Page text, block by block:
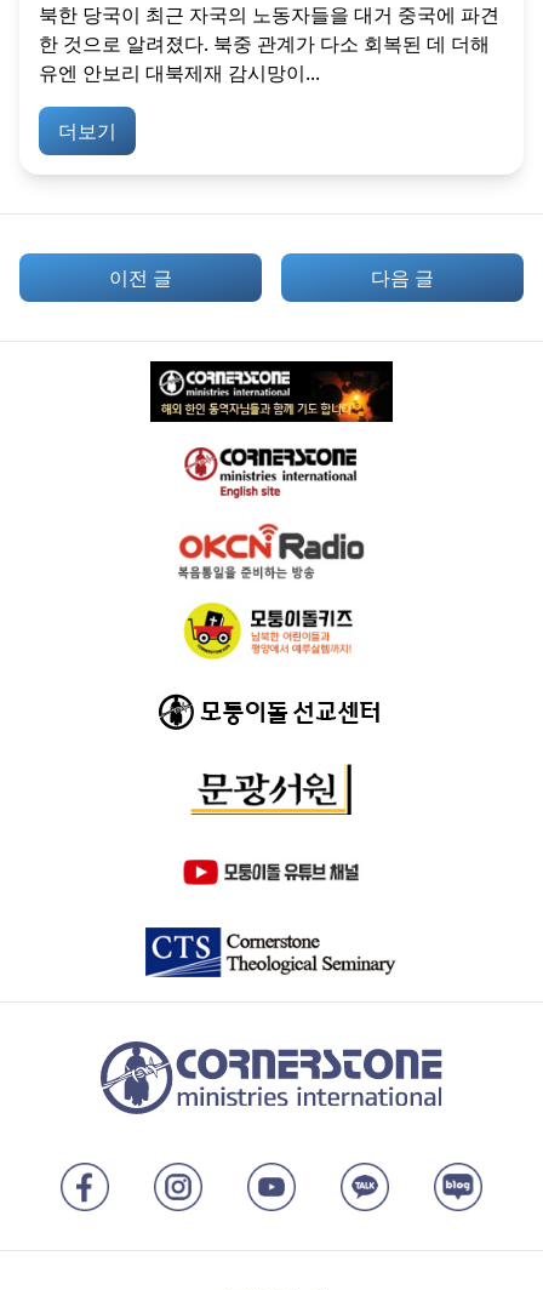
북한 당국이 최근 자국의 노동자들을 대거 중국에 파견
한 것으로 알려졌다. 북중 관계가 다소 회복된 데 더해
유엔 안보리 대북제재 감시망이...
더보기
이전 글 다음 글